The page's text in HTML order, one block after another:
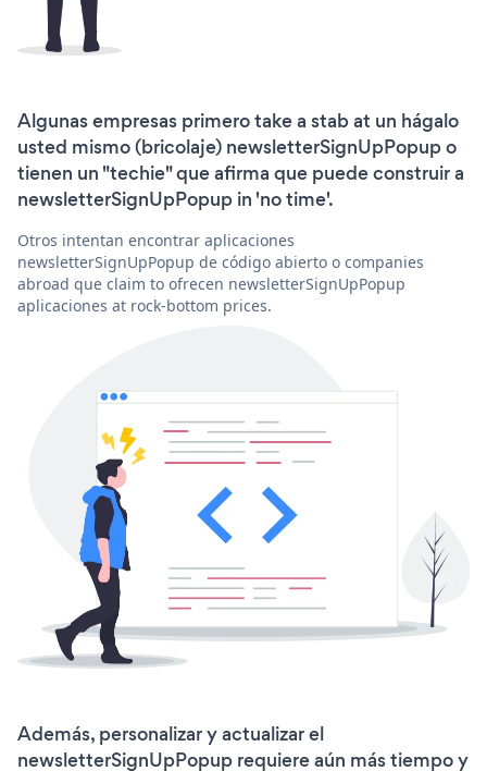
Algunas empresas primero take a stab at un hágalo
usted mismo (bricolaje) newsletterSignUpPopup o
tienen un "techie" que afirma que puede construir a
newsletterSignUpPopup in 'no time'.
Otros intentan encontrar aplicaciones
newsletterSignUpPopup de código abierto o companies
abroad que claim to ofrecen newsletterSignUpPopup
aplicaciones at rock-bottom prices.
Además, personalizar y actualizar el
newsletterSignUpPopup requiere aún más tiempo y